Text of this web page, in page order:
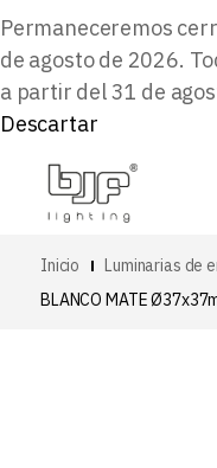
Permaneceremos
de agosto de 2026.
a partir del 31 de
Descartar
Inicio Luminarias de
BLANCO MATE